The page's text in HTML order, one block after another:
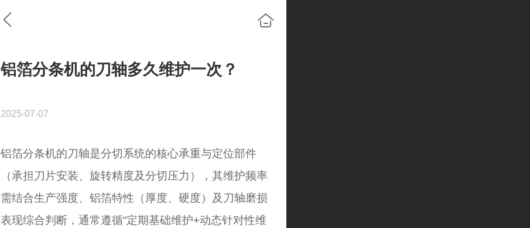
铝箔分条机的刀轴多久维护一次？
2025-07-07
铝箔分条机的刀轴是分切系统的核心承重与定位部件
（承担刀片安装、旋转精度及分切压力），其维护频率
需结合生产强度、铝箔特性（厚度、硬度）及刀轴磨损
表现综合判断，通常遵循“定期基础维护+动态针对性维